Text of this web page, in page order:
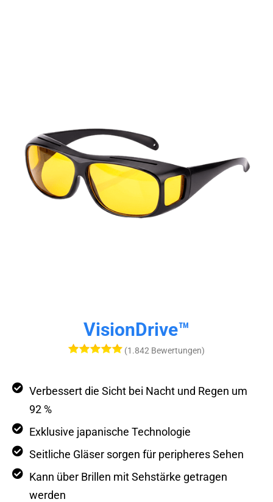
VisionDrive™
(1.842 Bewertungen)
Verbessert die Sicht bei Nacht und Regen um
92 %
Exklusive japanische Technologie
Seitliche Gläser sorgen für peripheres Sehen
Kann über Brillen mit Sehstärke getragen
werden